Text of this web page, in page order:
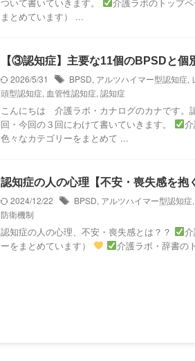
まとめています） ...
【③認知症】主要な11個のBPSDと
2026/5/31
BPSD, アルツハイマー型認知症,
頭型認知症, 血管性認知症, 認知症
こんにちは 介護ラボ・カナログのカナです。
回・今回の３回にわけて書いていきます。
色々なカテゴリーをまとめて ...
認知症の人の心理【不安・喪失感を抱
2024/12/22
BPSD, アルツハイマー型認知症,
防衛機制
認知症の人の心理、不安・喪失感とは？？
ーをまとめています）
介護ラボ・辞書の